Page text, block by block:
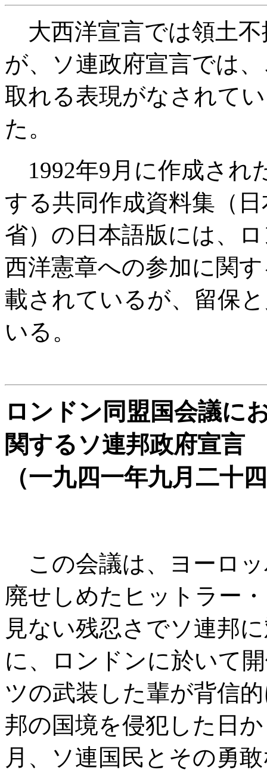
大西洋宣言では領土
が、ソ連政府宣言では
取れる表現がなされて
た。
1992年9月に作成され
する共同作成資料集（
省）の日本語版には、
西洋憲章への参加に関
載されているが、留保
いる。
ロンドン同盟国会議に
関するソ連邦政府宣言
（一九四一年九月二十
この会議は、ヨーロ
廃せしめたヒットラー
見ない残忍さでソ連邦
に、ロンドンに於いて
ツの武装した輩が背信
邦の国境を侵犯した日
月、ソ連国民とその勇